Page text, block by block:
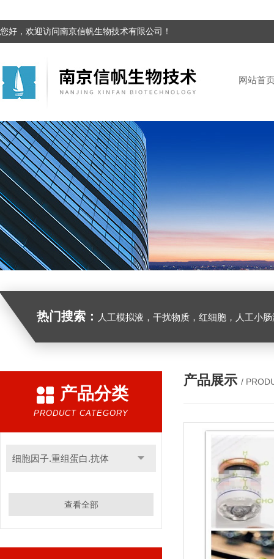
您好，欢迎访问南京信帆生物技术有限公司！
网站首
热门搜索： 人工模拟液，干扰物质，红细胞，人工小
产品分类
PRODUCT CATEGORY
细胞因子.重组蛋白.抗体
查看全部
产品展示 /